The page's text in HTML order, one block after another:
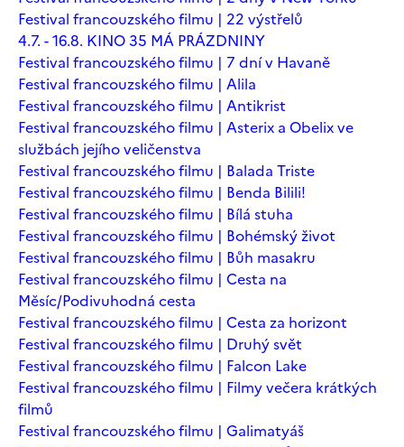
Festival francouzského filmu | 22 výstřelů
4.7. - 16.8. KINO 35 MÁ PRÁZDNINY
Festival francouzského filmu | 7 dní v Havaně
Festival francouzského filmu | Alila
Festival francouzského filmu | Antikrist
Festival francouzského filmu | Asterix a Obelix ve
službách jejího veličenstva
Festival francouzského filmu | Balada Triste
Festival francouzského filmu | Benda Bilili!
Festival francouzského filmu | Bílá stuha
Festival francouzského filmu | Bohémský život
Festival francouzského filmu | Bůh masakru
Festival francouzského filmu | Cesta na
Měsíc/Podivuhodná cesta
Festival francouzského filmu | Cesta za horizont
Festival francouzského filmu | Druhý svět
Festival francouzského filmu | Falcon Lake
Festival francouzského filmu | Filmy večera krátkých
filmů
Festival francouzského filmu | Galimatyáš